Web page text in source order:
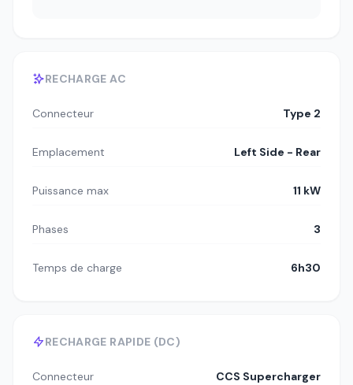
RECHARGE AC
Connecteur Type 2
Emplacement Left Side - Rear
Puissance max 11 kW
Phases 3
Temps de charge 6h30
RECHARGE RAPIDE (DC)
Connecteur CCS Supercharger